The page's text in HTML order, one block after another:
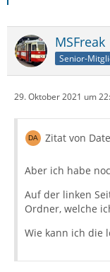
MSFreak
Senior-
29. Oktober 2021 um
Zitat von Date
Aber ich habe
Auf der linken
Ordner, welche
Wie kann ich die